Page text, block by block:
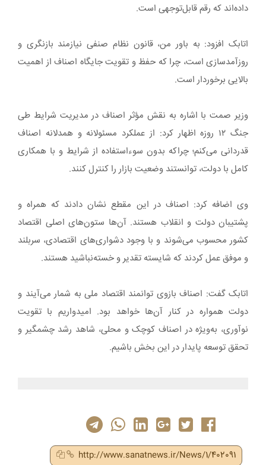
داده‌اند که رقم قابل‌توجهی است.
اتابک افزود: به باور من، قانون نظام صنفی نیازمند بازنگری و
روزآمدسازی است، چرا که حفظ و تقویت جایگاه اصناف از اهمیت
بالایی برخوردار است.
وزیر صمت با اشاره به نقش مؤثر اصناف در مدیریت شرایط طی
جنگ ۱۲ روزه اظهار کرد: از عملکرد مسئولانه و همدلانه اصناف
قدردانی می‌کنم؛ چراکه بدون سوءاستفاده از شرایط و با همکاری
کامل با دولت، توانستند وضعیت بازار را کنترل کنند.
وی اضافه کرد: اصناف در این مقطع نشان دادند که همراه و
پشتیبان دولت و انقلاب هستند. آن‌ها ستون‌های اصلی اقتصاد
کشور محسوب می‌شوند و با وجود دشواری‌های اقتصادی، سربلند
و موفق عمل کردند که شایسته تقدیر و خسته‌نباشید هستند.
اتابک گفت: اصناف بازوی توانمند اقتصاد ملی به شمار می‌آیند و
دولت همواره در کنار آن‌ها خواهد بود. امیدواریم با تقویت
نوآوری، به‌ویژه در اصناف کوچک و محلی، شاهد رشد چشمگیر و
تحقق توسعه پایدار در این بخش باشیم.
http://www.sanatnews.ir/News/1/402091